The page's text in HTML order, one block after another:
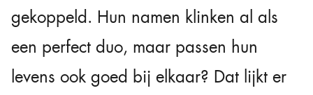
gekoppeld. Hun namen klinken al als
een perfect duo, maar passen hun
levens ook goed bij elkaar? Dat lijkt er